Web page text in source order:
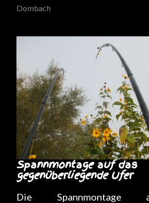
Dombach
Spannmontage auf das
gegenüberliegende Ufer
Die